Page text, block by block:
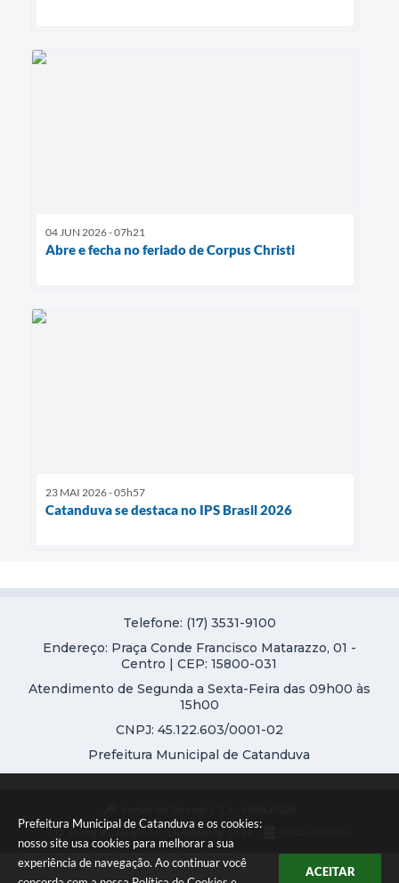
Prefeitura Municipal de Catanduva e os cookies:
nosso site usa cookies para melhorar a sua
experiência de navegação. Ao continuar você
ACEITAR
04 JUN 2026 - 07h21
Abre e fecha no feriado de Corpus Christi
23 MAI 2026 - 05h57
Catanduva se destaca no IPS Brasil 2026
Telefone: (17) 3531-9100
Endereço: Praça Conde Francisco Matarazzo, 01 -
Centro | CEP: 15800-031
Atendimento de Segunda a Sexta-Feira das 09h00 às
15h00
CNPJ: 45.122.603/0001-02
Prefeitura Municipal de Catanduva
Portal atualizado em: